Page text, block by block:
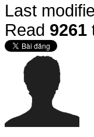
Last
Read 9261